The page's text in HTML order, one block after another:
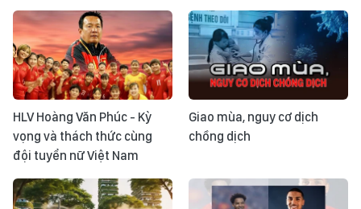
HLV Hoàng Văn Phúc - Kỳ
vọng và thách thức cùng
đội tuyển nữ Việt Nam
Giao mùa, nguy cơ dịch
chồng dịch